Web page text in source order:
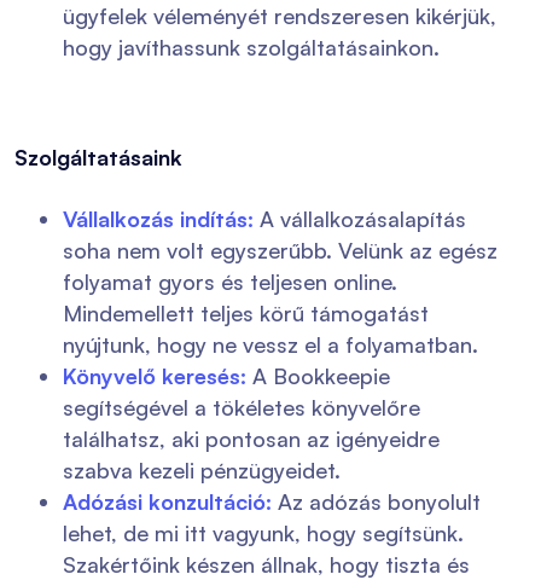
ügyfelek véleményét rendszeresen kikérjük,
hogy javíthassunk szolgáltatásainkon.
Szolgáltatásaink
Vállalkozás indítás: A vállalkozásalapítás
soha nem volt egyszerűbb. Velünk az egész
folyamat gyors és teljesen online.
Mindemellett teljes körű támogatást
nyújtunk, hogy ne vessz el a folyamatban.
Könyvelő keresés: A Bookkeepie
segítségével a tökéletes könyvelőre
találhatsz, aki pontosan az igényeidre
szabva kezeli pénzügyeidet.
Adózási konzultáció: Az adózás bonyolult
lehet, de mi itt vagyunk, hogy segítsünk.
Szakértőink készen állnak, hogy tiszta és